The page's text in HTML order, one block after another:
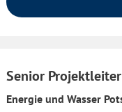
Senior
Energie und Wasser